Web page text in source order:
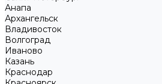
Анапа
Архангельск
Владивосток
Волгоград
Иваново
Казань
Краснодар